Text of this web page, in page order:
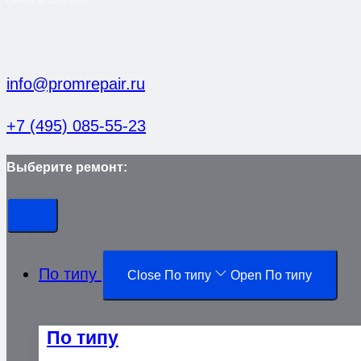
info@promrepair.ru
+7 (495) 085-55-23
Выберите ремонт:
По типу Close По типу Open По типу
По типу